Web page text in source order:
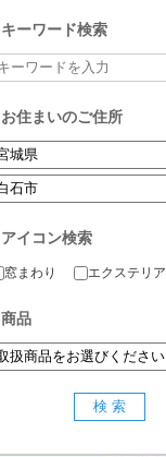
キーワード検索
お住まいのご住所
アイコン検索
窓まわり エクステリア
商品